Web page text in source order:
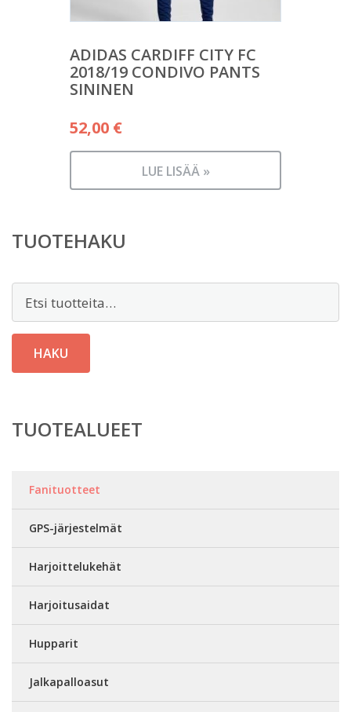
ADIDAS CARDIFF CITY FC
2018/19 CONDIVO PANTS
SININEN
52,00 €
LUE LISÄÄ »
TUOTEHAKU
HAKU
TUOTEALUEET
Fanituotteet
GPS-järjestelmät
Harjoittelukehät
Harjoitusaidat
Hupparit
Jalkapalloasut